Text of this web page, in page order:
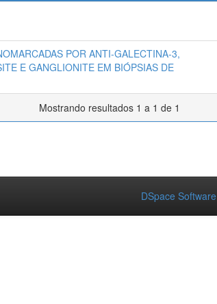
POR ANTI-GALECTINA-3,
E GANGLIONITE EM BIÓPSIAS DE
Mostrando resultados 1 a 1 de 1
DSpace Software